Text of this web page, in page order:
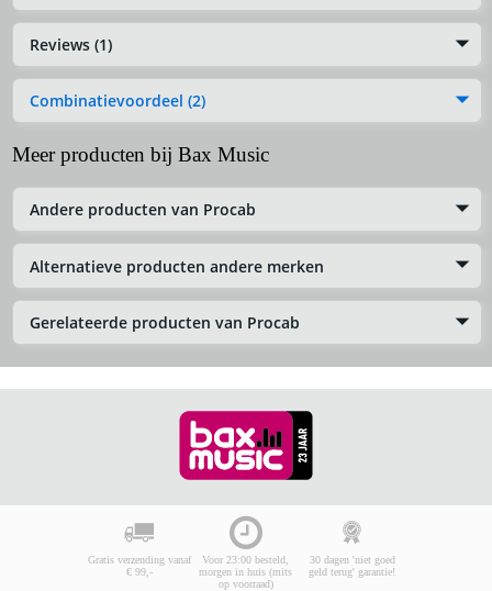
Reviews (1)
Combinatievoordeel (2)
Meer producten bij Bax Music
Andere producten van Procab
Alternatieve producten andere merken
Gerelateerde producten van Procab
Gratis verzending vanaf
€ 99,-
Voor 23:00 besteld,
morgen in huis (mits
op voorraad)
30 dagen 'niet goed
geld terug' garantie!